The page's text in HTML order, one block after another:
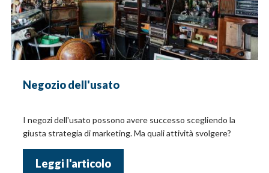
Negozio dell'usato
I negozi dell'usato possono avere successo scegliendo la
giusta strategia di marketing. Ma quali attività svolgere?
Leggi l'articolo